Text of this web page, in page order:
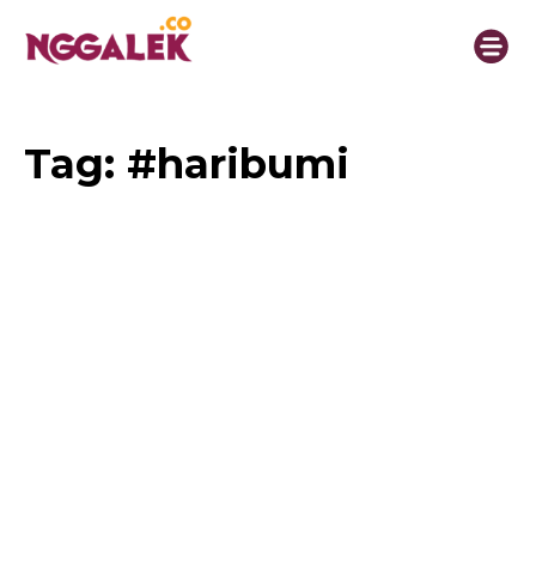
Tag: #haribumi